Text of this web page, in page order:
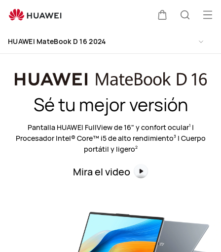
MateBook
2024
HUAWEI MateBook D 16 2024
Sé tu mejor versión
Pantalla HUAWEI FullView de 16" y confort ocular1|
Procesador Intel® Core™ i5 de alto rendimiento3| Cuerpo
portátil y ligero2
Mira el video